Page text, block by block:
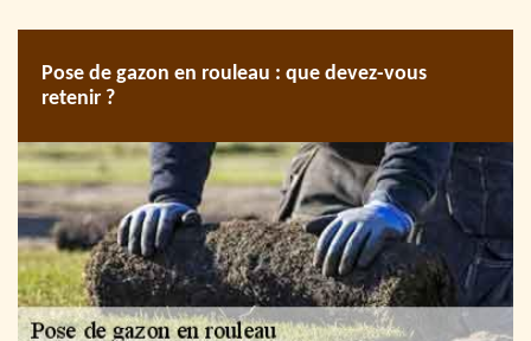
Pose de gazon en rouleau : que devez-vous
retenir ?